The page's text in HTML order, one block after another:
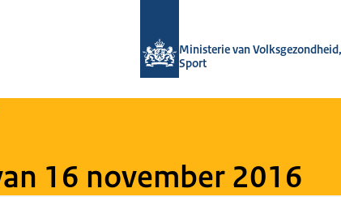
Ministerie van
Sport
16 november 2016